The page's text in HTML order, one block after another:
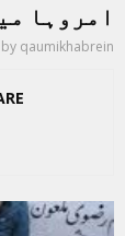
امروہا
by qaumikhabrein